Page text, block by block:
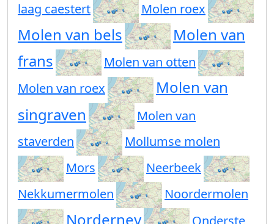
laag caestert
Molen roex
Molen van bels
Molen van
frans
Molen van otten
Molen van roex
Molen van
singraven
Molen van
staverden
Mollumse molen
Mors
Neerbeek
Nekkumermolen
Noordermolen
Norderney
Onderste